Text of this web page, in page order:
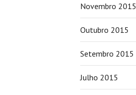
Novembro 2015
Outubro 2015
Setembro 2015
Julho 2015